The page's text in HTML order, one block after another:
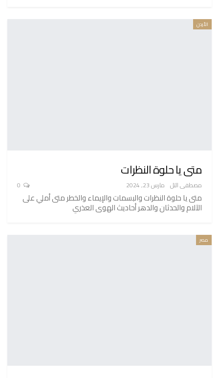
الأردن
متى يا حلوة النظرات
مصطفى التل مارس 23, 2024
متى يا حلوة النظرات والبسمات والإيماء والخطر متى أملي على
الآلام والحدثان والدهر أحاديث الهوى العذري
مصر